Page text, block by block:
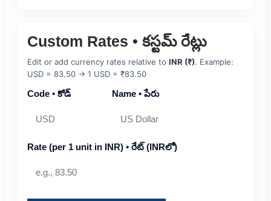
Custom Rates • కస్టమ్ రేట్లు
Edit or add currency rates relative to INR (₹). Example:
USD = 83.50 → 1 USD = ₹83.50
Code • కోడ్ Name • పేరు
Rate (per 1 unit in INR) • రేట్ (INRలో)